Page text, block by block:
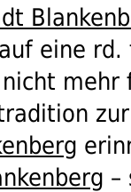
eine rd.
nicht
–